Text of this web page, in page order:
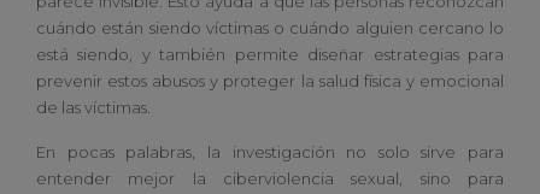
cuándo están siendo víctimas o cuándo alguien cercano lo
está siendo, y también permite diseñar estrategias para
prevenir estos abusos y proteger la salud física y emocional
de las víctimas.
En pocas palabras, la investigación no solo sirve para
entender mejor la ciberviolencia sexual, sino para